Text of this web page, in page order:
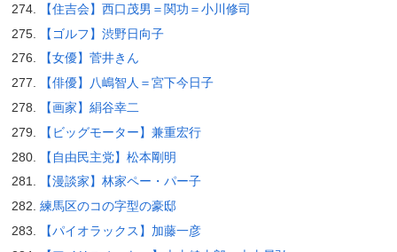
【住吉会】西口茂男＝関功＝小川修司
【ゴルフ】渋野日向子
【女優】菅井きん
【俳優】八嶋智人＝宮下今日子
【画家】絹谷幸二
【ビッグモーター】兼重宏行
【自由民主党】松本剛明
【漫談家】林家ペー・パー子
練馬区のコの字型の豪邸
【パイオラックス】加藤一彦